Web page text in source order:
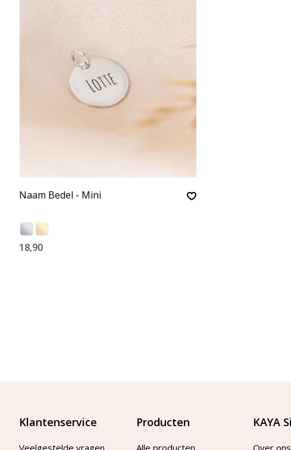
Naam Bedel - Mini
18,90
Klantenservice
Veelgestelde vragen
Producten
Alle producten
KAYA
Over ons